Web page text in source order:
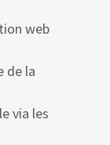
web
de la
via les